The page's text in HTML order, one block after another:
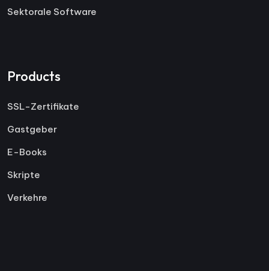
Sektorale Software
Products
SSL-Zertifikate
Gastgeber
E-Books
Skripte
Verkehre